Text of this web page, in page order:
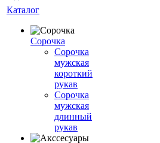
Каталог
Сорочка
Сорочка
мужская
короткий
рукав
Сорочка
мужская
длинный
рукав